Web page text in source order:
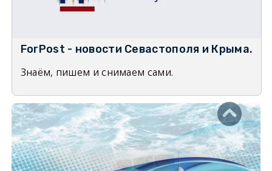
ForPost - новости Севастополя и Крыма.
Знаём, пишем и снимаем сами.